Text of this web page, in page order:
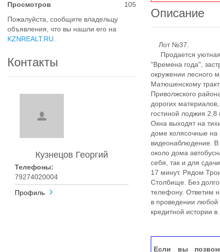
Просмотров
105
Пожалуйста, сообщите владельцу
объявления, что вы нашли его на
KZNREALT.RU
Контакты
Кузнецов Георгий
Телефоны:
79274020004
Профиль
Описание
Лот №37.
Продается уютная
"Времена года",
окружении лесного
Матюшенскому
Приволжского
дорогих
гостиной лоджия
Окна выходят на
доме колясочные
видеонаблюдение. В
около дома
себя, так и для
17 минут. Рядом
Столбище. Без
телефону. Ответим
в проведении любой
кредитной истории
Если вы